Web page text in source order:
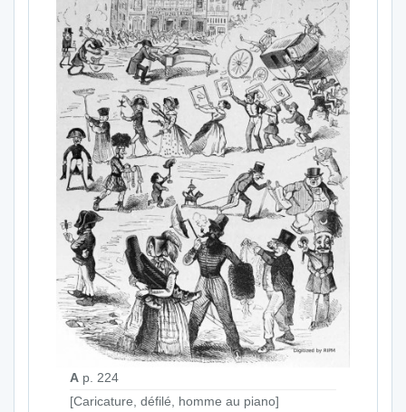
A p. 224
[Caricature, défilé, homme au piano]